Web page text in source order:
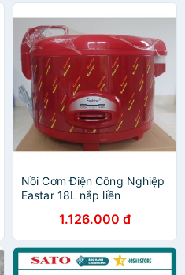
Nồi Cơm Điện Công Nghiệp
Eastar 18L nắp liền
1.126.000 đ